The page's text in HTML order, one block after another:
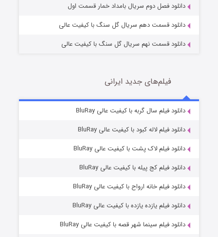
قسمت7 (زیرنویس) منتشر شد
دانلود فصل دوم سریال بامداد خمار قسمت اول
دانلود قسمت دهم سریال گل سنگ با کیفیت عالی
دانلود قسمت نهم سریال گل سنگ با کیفیت عالی
فیلم‌های جدید ایرانی
دانلود فیلم سال گربه با کیفیت عالی BluRay
دانلود فیلم لاله کبود با کیفیت عالی BluRay
دانلود فیلم لاک پشت با کیفیت عالی BluRay
دانلود فیلم کج‌ پیله با کیفیت عالی BluRay
دانلود فیلم خانه ارواح با کیفیت عالی BluRay
دانلود فیلم یازده یازده با کیفیت عالی BluRay
دانلود فیلم سینما شهر قصه با کیفیت عالی BluRay